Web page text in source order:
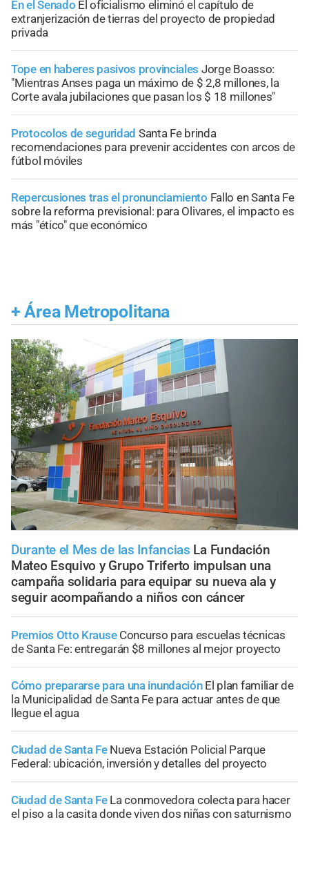
En el Senado El oficialismo eliminó el capítulo de
extranjerización de tierras del proyecto de propiedad
privada
Tope en haberes pasivos provinciales Jorge Boasso:
"Mientras Anses paga un máximo de $ 2,8 millones, la
Corte avala jubilaciones que pasan los $ 18 millones"
Protocolos de seguridad Santa Fe brinda
recomendaciones para prevenir accidentes con arcos de
fútbol móviles
Repercusiones tras el pronunciamiento Fallo en Santa Fe
sobre la reforma previsional: para Olivares, el impacto es
más "ético" que económico
+ Área Metropolitana
Durante el Mes de las Infancias La Fundación
Mateo Esquivo y Grupo Triferto impulsan una
campaña solidaria para equipar su nueva ala y
seguir acompañando a niños con cáncer
Premios Otto Krause Concurso para escuelas técnicas
de Santa Fe: entregarán $8 millones al mejor proyecto
Cómo prepararse para una inundación El plan familiar de
la Municipalidad de Santa Fe para actuar antes de que
llegue el agua
Ciudad de Santa Fe Nueva Estación Policial Parque
Federal: ubicación, inversión y detalles del proyecto
Ciudad de Santa Fe La conmovedora colecta para hacer
el piso a la casita donde viven dos niñas con saturnismo